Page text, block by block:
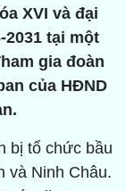
XVI và đại
2031 tại một
gia đoàn
của HĐND
bị tổ chức bầu
và Ninh Châu.